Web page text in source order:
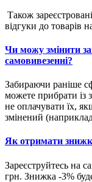
Також
відгуки до товарів
Чи можу змінити
самовивезенні?
Забираючи раніше
можете прибрати із
не оплачувати їх,
змінений
Як отримати
Зареєструйтесь на
грн. Знижка -3%